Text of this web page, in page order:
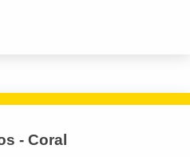
- Coral